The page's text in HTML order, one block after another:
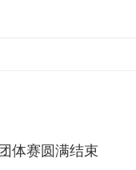
体赛圆满结束